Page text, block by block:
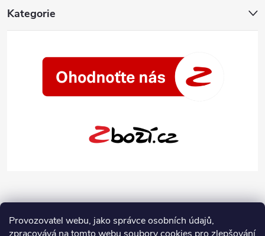
Provozovatel webu, jako správce osobních údajů,
Kategorie